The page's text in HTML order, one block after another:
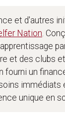
et d'autres
Nation .
et des clubs
fourni un
immédiats
unique en